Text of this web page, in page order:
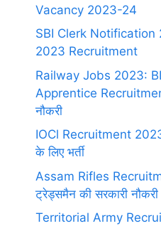
Vacancy 2023-24
SBI Clerk
2023 Recruitment
Railway Jobs 2023:
Apprentice
नौकरी
IOCl Recruitment
के लिए भर्ती
Assam Rifles
ट्रेड्समैन की सरकारी
Territorial Army